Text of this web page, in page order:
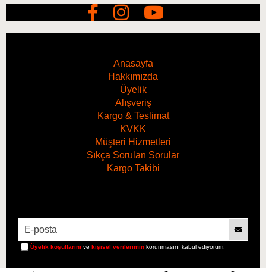
Hacim 5 Litre
Anasayfa
Hakkımızda
Üyelik
Alışveriş
Kargo & Teslimat
KVKK
Müşteri Hizmetleri
Sıkça Sorulan Sorular
Kargo Takibi
Üyelik koşullarını vekişisel verilerimin korunmasını kabul ediyorum.